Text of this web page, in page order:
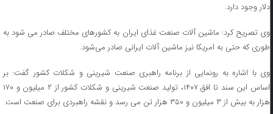
دلار وجود دارد.
وی تصریح کرد: ماشین آلات صنعت غذای ایران به کشورهای مختلف صادر می شود به
طوری که حتی به امریکا نیز ماشین آلات ایرانی صادر می‌شود.
وی با اشاره به رونمایی از برنامه راهبری صنعت شیرینی و شکلات کشور گفت: بر
اساس این سند تا افق ۱۴۰۷، تولید صنعت شیرینی و شکلات کشور از ۲ میلیون و ۱۷۰
هزار به بیش از ۳ میلیون و ۳۵۰ هزار تن می رسد و نقشه راهبردی برای صنعت است.